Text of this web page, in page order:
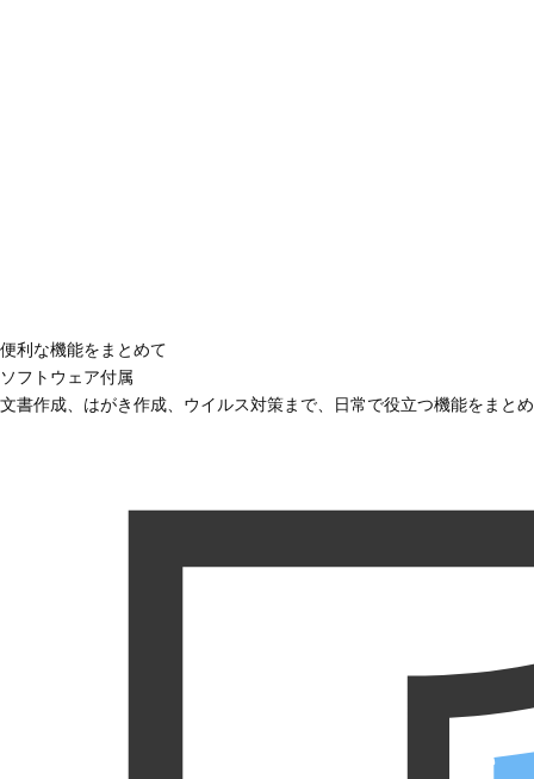
便利な機能をまとめて
ソフトウェア付属
文書作成、はがき作成、ウイルス対策まで、日常で役立つ機能をまと